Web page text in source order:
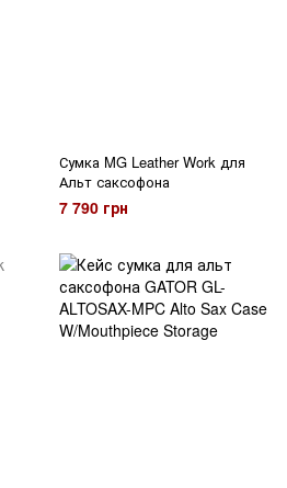
Сумка MG Leather Work для
Альт саксофона
7 790 грн